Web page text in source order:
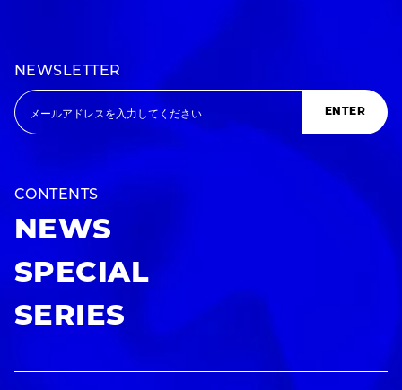
NEWSLETTER
ENTER
CONTENTS
NEWS
SPECIAL
SERIES